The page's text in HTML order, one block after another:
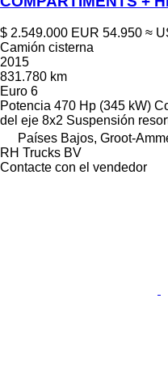
$ 2.549.000 EUR 54.950 ≈
Camión cisterna
2015
831.780 km
Euro 6
Potencia 470 Hp (345 kW)
del eje 8x2 Suspensión
Países Bajos, Groot-
RH Trucks BV
Contacte con el vendedor